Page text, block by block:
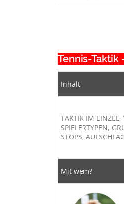
Tennis-Taktik
Inhalt
TAKTIK IM EINZEL,
SPIELERTYPEN,
STOPS,
Mit wem?